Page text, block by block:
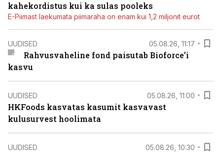
kahekordistus kui ka sulas pooleks
E-Piimast laekumata piimaraha on enam kui 1,2 miljonit eurot
UUDISED 05.08.26, 11:17
Rahvusvaheline fond paisutab Bioforce’i
kasvu
UUDISED 05.08.26, 11:00
HKFoods kasvatas kasumit kasvavast
kulusurvest hoolimata
UUDISED 05.08.26, 10:30